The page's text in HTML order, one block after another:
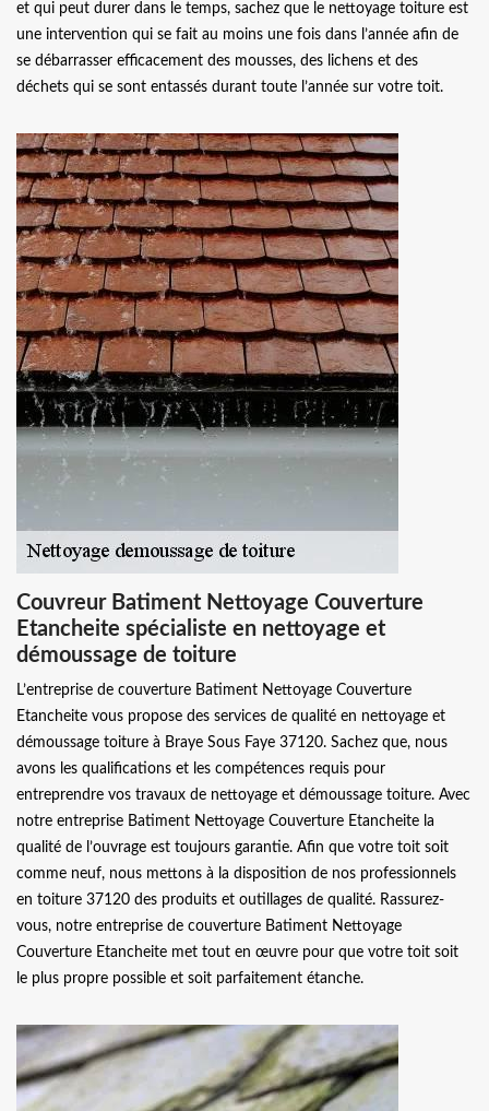
et qui peut durer dans le temps, sachez que le nettoyage toiture est
une intervention qui se fait au moins une fois dans l’année afin de
se débarrasser efficacement des mousses, des lichens et des
déchets qui se sont entassés durant toute l’année sur votre toit.
Couvreur Batiment Nettoyage Couverture
Etancheite spécialiste en nettoyage et
démoussage de toiture
L’entreprise de couverture Batiment Nettoyage Couverture
Etancheite vous propose des services de qualité en nettoyage et
démoussage toiture à Braye Sous Faye 37120. Sachez que, nous
avons les qualifications et les compétences requis pour
entreprendre vos travaux de nettoyage et démoussage toiture. Avec
notre entreprise Batiment Nettoyage Couverture Etancheite la
qualité de l’ouvrage est toujours garantie. Afin que votre toit soit
comme neuf, nous mettons à la disposition de nos professionnels
en toiture 37120 des produits et outillages de qualité. Rassurez-
vous, notre entreprise de couverture Batiment Nettoyage
Couverture Etancheite met tout en œuvre pour que votre toit soit
le plus propre possible et soit parfaitement étanche.